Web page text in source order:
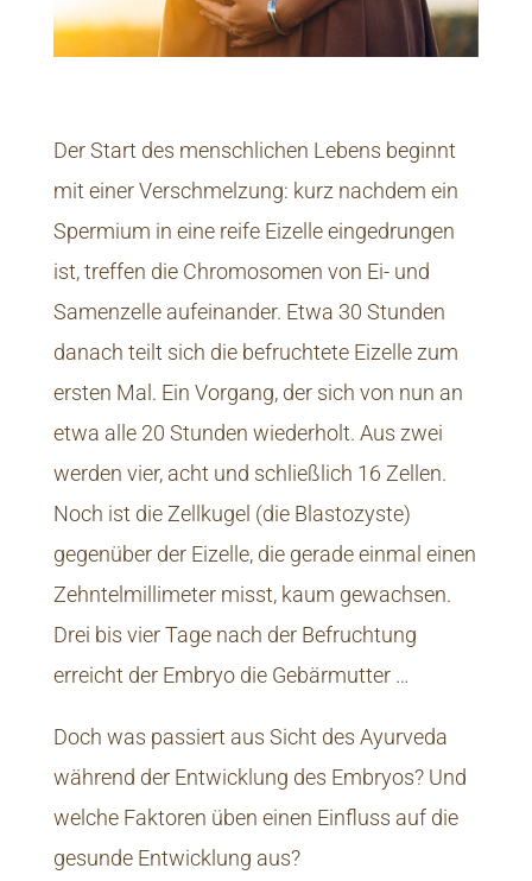
Der Start des menschlichen Lebens beginnt
mit einer Verschmelzung: kurz nachdem ein
Spermium in eine reife Eizelle eingedrungen
ist, treffen die Chromosomen von Ei- und
Samenzelle aufeinander. Etwa 30 Stunden
danach teilt sich die befruchtete Eizelle zum
ersten Mal. Ein Vorgang, der sich von nun an
etwa alle 20 Stunden wiederholt. Aus zwei
werden vier, acht und schließlich 16 Zellen.
Noch ist die Zellkugel (die Blastozyste)
gegenüber der Eizelle, die gerade einmal einen
Zehntelmillimeter misst, kaum gewachsen.
Drei bis vier Tage nach der Befruchtung
erreicht der Embryo die Gebärmutter …
Doch was passiert aus Sicht des Ayurveda
während der Entwicklung des Embryos? Und
welche Faktoren üben einen Einfluss auf die
gesunde Entwicklung aus?